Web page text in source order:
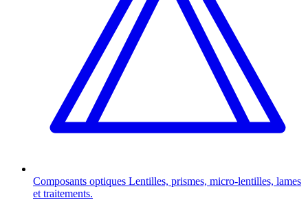
Composants optiques Lentilles, prismes, micro-lentilles, lames
et traitements.